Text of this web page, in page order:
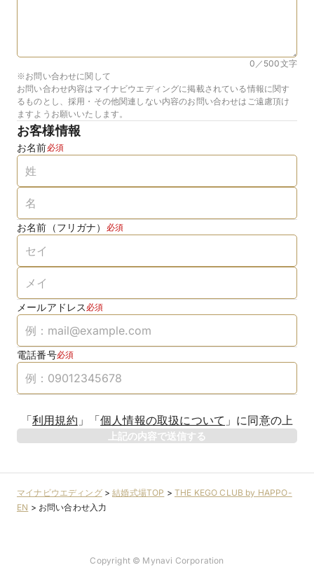
0／500文字
※お問い合わせに関して
お問い合わせ内容はマイナビウエディングに掲載されている情報に関す
るものとし、採用・その他関連しない内容のお問い合わせはご遠慮頂け
ますようお願いいたします。
お客様情報
お名前必須
お名前（フリガナ） 必須
メールアドレス 必須
電話番号必須
「利用規約 」 「個人情報の取扱について 」 に同意の上
上記の内容で送信する
マイナビウエディング>結婚式場TOP > THE KEGO CLUB by HAPPO-
EN > お問い合わせ入力
Copyright © Mynavi Corporation